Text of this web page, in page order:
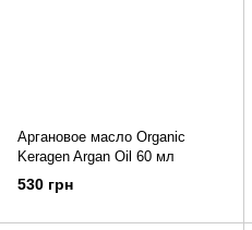
Аргановое масло Organic
Keragen Argan Oil 60 мл
530 грн